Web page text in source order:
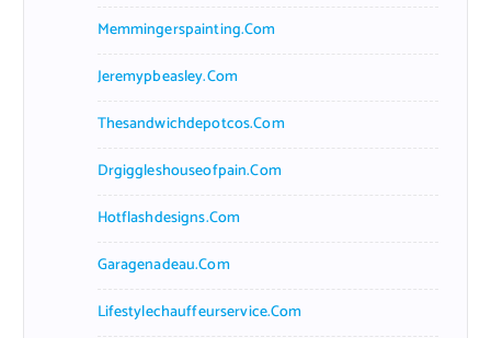
Memmingerspainting.com
Jeremypbeasley.com
Thesandwichdepotcos.com
Drgiggleshouseofpain.com
Hotflashdesigns.com
Garagenadeau.com
Lifestylechauffeurservice.com